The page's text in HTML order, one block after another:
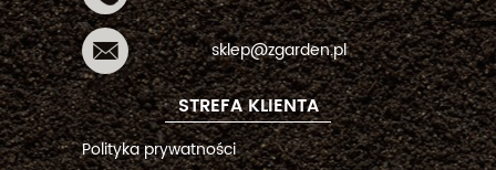
sklep@zgarden.pl
STREFA KLIENTA
Polityka prywatności